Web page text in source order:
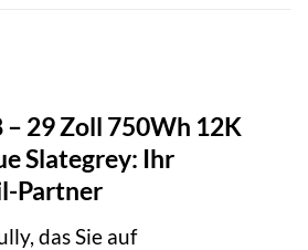
– 29 Zoll 750Wh 12K
Slategrey: Ihr
Partner
das Sie auf